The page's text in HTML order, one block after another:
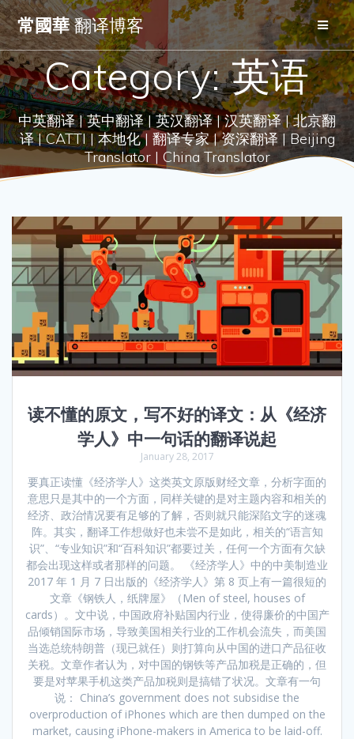
Skip
to
content
常國華翻译博客
Category:英语
中英翻译 | 英中翻译 | 英汉翻译 | 汉英翻译 | 北京翻
译 | CATTI | 本地化 | 翻译专家 | 资深翻译 | Beijing
Translator | China Translator
读不懂的原文，写不好的译文：从《经济
学人》中一句话的翻译说起
January 28, 2017
要真正读懂《经济学人》这类英文原版财经文章，分析字面的
意思只是其中的一个方面，同样关键的是对主题内容和相关的
经济、政治情况要有足够的了解，否则就只能深陷文字的迷魂
阵。其实，翻译工作想做好也未尝不是如此，相关的“语言知
识”、“专业知识”和“百科知识”都要过关，任何一个方面有欠缺
都会出现这样或者那样的问题。 《经济学人》中的中美制造业
2017 年 1 月 7 日出版的《经济学人》第 8 页上有一篇很短的
文章《钢铁人，纸牌屋》（Men of steel, houses of
cards）。文中说，中国政府补贴国内行业，使得廉价的中国产
品倾销国际市场，导致美国相关行业的工作机会流失，而美国
当选总统特朗普（现已就任）则打算向从中国的进口产品征收
关税。文章作者认为，对中国的钢铁等产品加税是正确的，但
要是对苹果手机这类产品加税则是搞错了状况。文章有一句
说： China’s government does not subsidise the
overproduction of iPhones which are then dumped on the
market, causing iPhone-makers in America to be laid-off.